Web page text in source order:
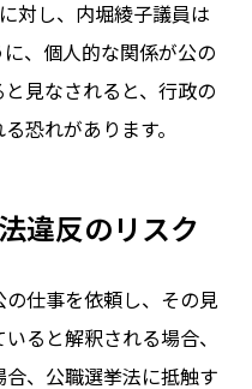
対し、内堀綾子議員は
、個人的な関係が公の
見なされると、行政の
恐れがあります。
違反のリスク
仕事を依頼し、その見
ると解釈される場合、
、公職選挙法に抵触す